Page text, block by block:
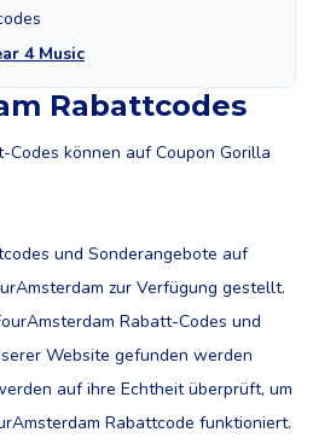
4 Music
Rabattcodes
können auf Coupon Gorilla
und Sonderangebote auf
zur Verfügung gestellt.
Rabatt-Codes und
Website gefunden werden
auf ihre Echtheit überprüft, um
Rabattcode funktioniert.